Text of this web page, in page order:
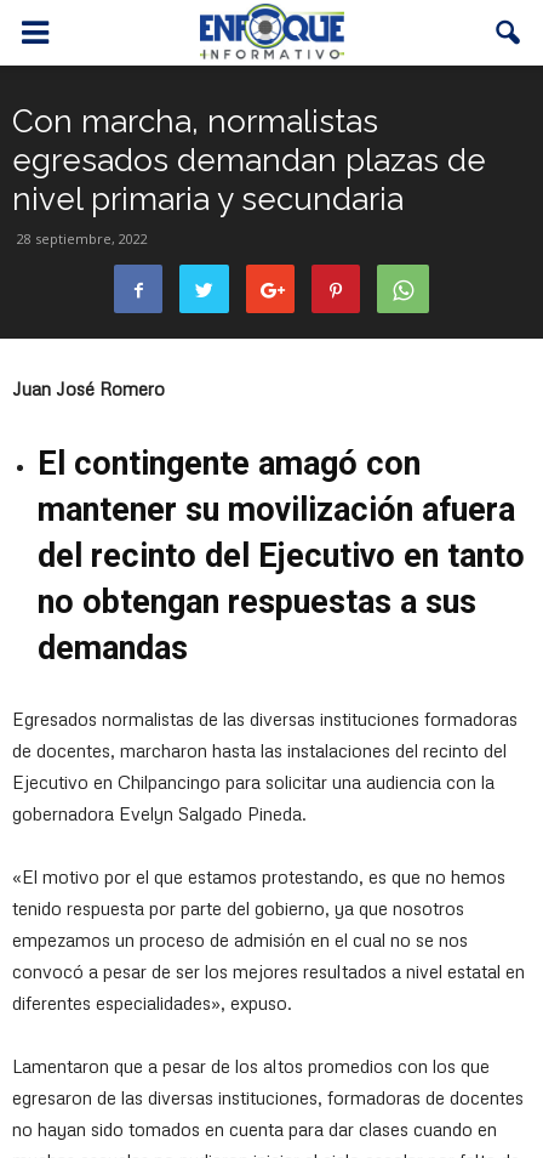
Con marcha, normalistas
egresados demandan plazas de
nivel primaria y secundaria
28 septiembre, 2022
Juan José Romero
El contingente amagó con
mantener su movilización afuera
del recinto del Ejecutivo en tanto
no obtengan respuestas a sus
demandas
Egresados normalistas de las diversas instituciones formadoras
de docentes, marcharon hasta las instalaciones del recinto del
Ejecutivo en Chilpancingo para solicitar una audiencia con la
gobernadora Evelyn Salgado Pineda.
«El motivo por el que estamos protestando, es que no hemos
tenido respuesta por parte del gobierno, ya que nosotros
empezamos un proceso de admisión en el cual no se nos
convocó a pesar de ser los mejores resultados a nivel estatal en
diferentes especialidades», expuso.
Lamentaron que a pesar de los altos promedios con los que
egresaron de las diversas instituciones, formadoras de docentes
no hayan sido tomados en cuenta para dar clases cuando en